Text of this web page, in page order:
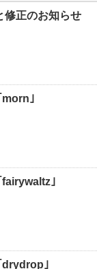
修正のお知らせ
morn｣
fairywaltz｣
drydrop｣